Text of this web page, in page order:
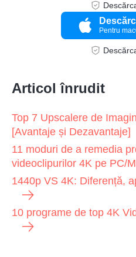
Pentru
Articol înrudit
Top 7 Upscalere de
[Avantaje și Dezavantaje]
11 moduri de a remedia
videoclipurilor 4K pe PC/
1440p VS 4K: Diferență,
10 programe de top 4K